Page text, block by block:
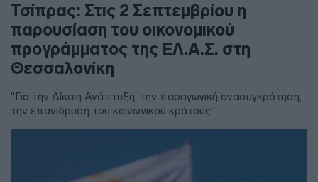
Τσίπρας: Στις 2 Σεπτεμβρίου η
παρουσίαση του οικονομικού
προγράμματος της ΕΛ.Α.Σ. στη
Θεσσαλονίκη
"Για την Δίκαιη Ανάπτυξη, την παραγωγική ανασυγκρότηση,
την επανίδρυση του κοινωνικού κράτους"